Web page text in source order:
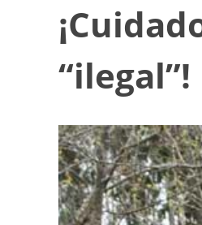
“ilegal”!